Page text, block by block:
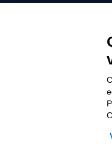
Società
P.IVA
© 2003 - 2026